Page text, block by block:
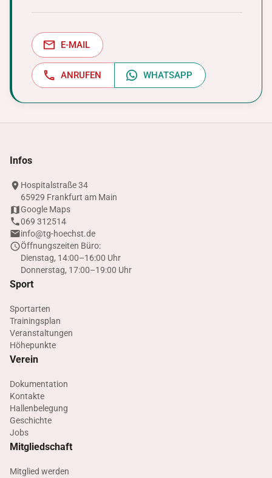
E-MAIL
ANRUFEN WHATSAPP
Infos
Hospitalstraße 34
65929 Frankfurt am Main
Google Maps
069 312514
info@tg-hoechst.de
Öffnungszeiten Büro:
Dienstag, 14:00–16:00 Uhr
Donnerstag, 17:00–19:00 Uhr
Sport
Sportarten
Trainingsplan
Veranstaltungen
Höhepunkte
Verein
Dokumentation
Kontakte
Hallenbelegung
Geschichte
Jobs
Mitgliedschaft
Mitglied werden